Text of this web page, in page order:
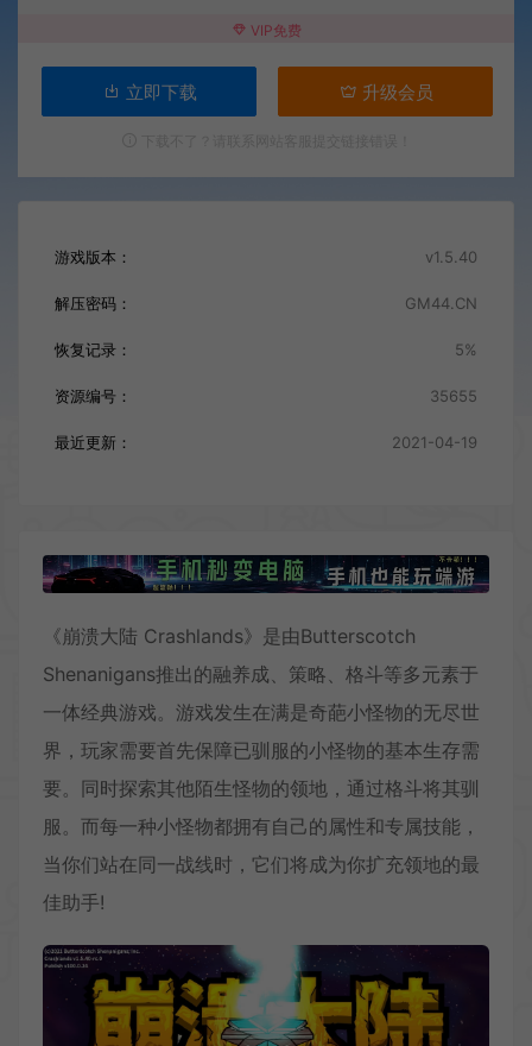
VIP免费
立即下载 升级会员
游戏版本： v1.5.40
解压密码： GM44.CN
恢复记录： 5%
资源编号： 35655
最近更新： 2021-04-19
《崩溃大陆 Crashlands》是由Butterscotch
Shenanigans推出的融养成、策略、格斗等多元素于
一体经典游戏。游戏发生在满是奇葩小怪物的无尽世
界，玩家需要首先保障已驯服的小怪物的基本生存需
要。同时探索其他陌生怪物的领地，通过格斗将其驯
服。而每一种小怪物都拥有自己的属性和专属技能，
当你们站在同一战线时，它们将成为你扩充领地的最
佳助手!